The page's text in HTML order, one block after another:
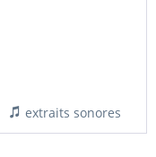
extraits sonores